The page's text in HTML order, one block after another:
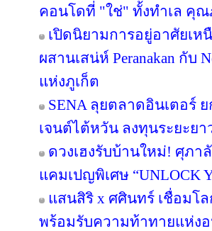
คอนโดที่ "ใช่" ทั้งทำเล คุ
เปิดนิยามการอยู่อาศัยเหนื
ผสานเสน่ห์ Peranakan กับ
แห่งภูเก็ต
SENA ลุยตลาดอินเตอร์
เจนต์ไต้หวัน ลงทุนระยะยา
ดวงเฮงรับบ้านใหม่! ศุภา
แคมเปญพิเศษ “UNLOCK
แสนสิริ x ศศินทร์ เชื่อมโล
พร้อมรับความท้าทายแห่ง